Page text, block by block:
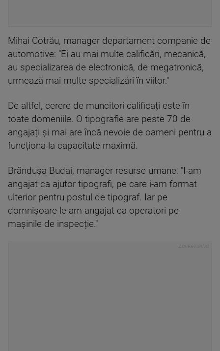
Mihai Cotrău, manager departament companie de
automotive: "Ei au mai multe calificări, mecanică,
au specializarea de electronică, de megatronică,
urmează mai multe specializări în viitor."
De altfel, cerere de muncitori calificați este în
toate domeniile. O tipografie are peste 70 de
angajați și mai are încă nevoie de oameni pentru a
funcționa la capacitate maximă.
Brândușa Budai, manager resurse umane: "I-am
angajat ca ajutor tipografi, pe care i-am format
ulterior pentru postul de tipograf. Iar pe
domnișoare le-am angajat ca operatori pe
mașinile de inspecție."